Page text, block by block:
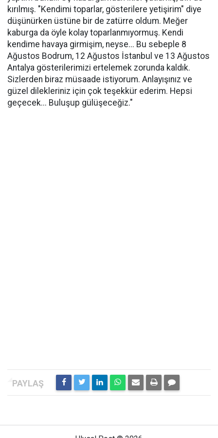
kırılmış. "Kendimi toparlar, gösterilere yetişirim" diye
düşünürken üstüne bir de zatürre oldum. Meğer
kaburga da öyle kolay toparlanmıyormuş. Kendi
kendime havaya girmişim, neyse... Bu sebeple 8
Ağustos Bodrum, 12 Ağustos İstanbul ve 13 Ağustos
Antalya gösterilerimizi ertelemek zorunda kaldık.
Sizlerden biraz müsaade istiyorum. Anlayışınız ve
güzel dilekleriniz için çok teşekkür ederim. Hepsi
geçecek... Buluşup gülüşeceğiz."